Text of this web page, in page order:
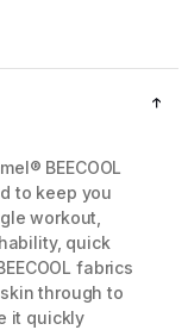
BEECOOL
to keep you
workout,
quick
fabrics
through to
it quickly